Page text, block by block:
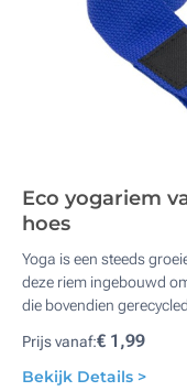
Eco yogariem
hoes
Yoga is een steeds
deze riem ingebouwd
die bovendien
Prijs vanaf:€ 1,99
Bekijk Details >